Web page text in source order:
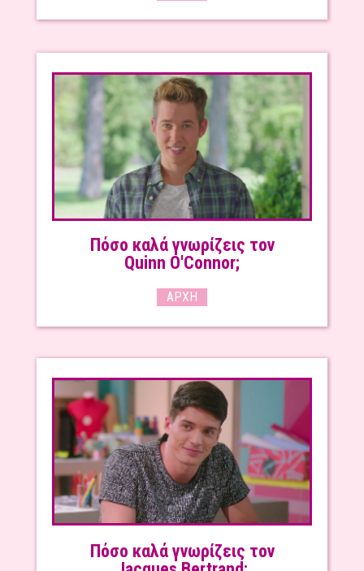
Πόσο καλά γνωρίζεις τον
Quinn O'Connor;
ΑΡΧΉ
Πόσο καλά γνωρίζεις τον